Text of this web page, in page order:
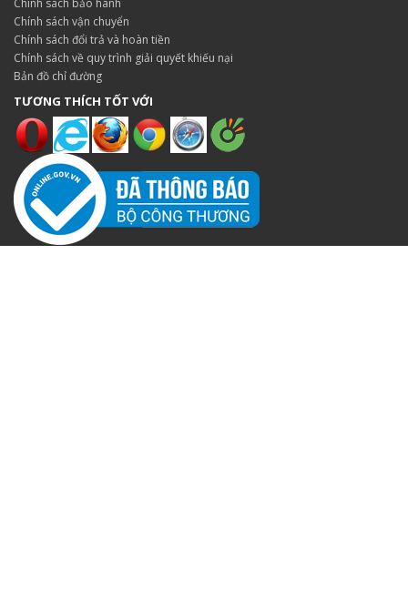
Chính sách bảo hành
Chính sách vận chuyển
Chính sách đổi trả và hoàn tiền
Chính sách về quy trình giải quyết khiếu nại
Bản đồ chỉ đường
TƯƠNG THÍCH TỐT VỚI